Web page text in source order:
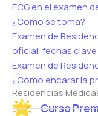
ECG en el examen
¿Cómo se toma?
Examen de
oficial, fechas
Examen de
¿Cómo encarar la
Residencias
Curso